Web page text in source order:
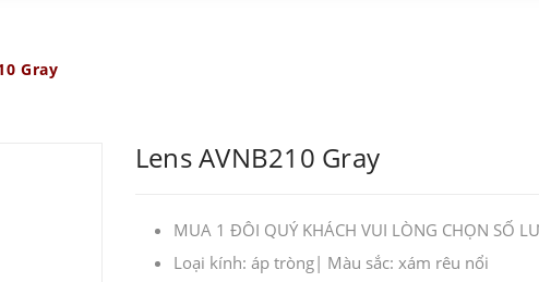
Gray
Lens AVNB210 Gray
MUA 1 ĐÔI QUÝ KHÁCH VUI LÒNG CHỌN SỐ
Loại kính: áp tròng| Màu sắc: xám rêu nổi